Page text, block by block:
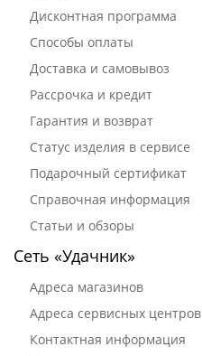
Дисконтная программа
Способы оплаты
Доставка и самовывоз
Рассрочка и кредит
Гарантия и возврат
Статус изделия в сервисе
Подарочный сертификат
Справочная информация
Статьи и обзоры
Сеть «Удачник»
Адреса магазинов
Адреса сервисных центров
Контактная информация